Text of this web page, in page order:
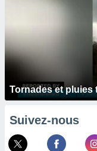
Tornades et pluies
Suivez-nous